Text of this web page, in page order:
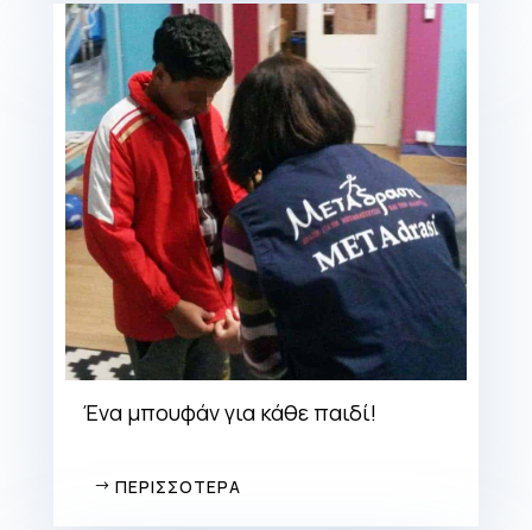
Ένα μπουφάν για κάθε παιδί!
ΠΕΡΙΣΣΟΤΕΡΑ